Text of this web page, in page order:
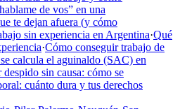
de vos” en una
te dejan afuera (y cómo
sin experiencia en Argentina·Qué
·Cómo conseguir trabajo de
calcula el aguinaldo (SAC) en
sin causa: cómo se
cuánto dura y tus derechos